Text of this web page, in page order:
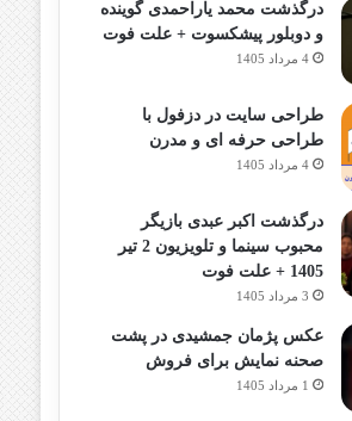
درگذشت محمد یاراحمدی گوینده
و دوبلور پیشکسوت + علت فوت
4 مرداد 1405
طراحی سایت در دزفول با
طراحی حرفه‌ ای و مدرن
4 مرداد 1405
درگذشت اکبر عبدی بازیگر
محبوب سینما و تلویزیون 2 تیر
1405 + علت فوت
3 مرداد 1405
عکس پژمان جمشیدی در پشت
صحنه نمایش برای فروش
1 مرداد 1405